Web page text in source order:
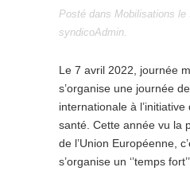
Posté dans Mobilisations le
syndicoAdmin.
Le 7 avril 2022, journée
s’organise une journée
internationale à
santé. Cette année vu la
de l’Union Européenne,
s’organise un ‘’temps